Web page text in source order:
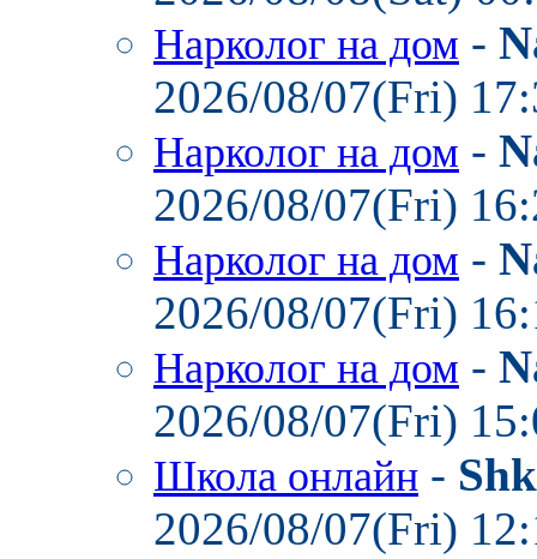
Нарколог на дом -
2026/08/07(Fri)
Нарколог на дом -
2026/08/07(Fri)
Нарколог на дом -
2026/08/07(Fri)
Нарколог на дом -
2026/08/07(Fri)
Школа онлайн -
2026/08/07(Fri)